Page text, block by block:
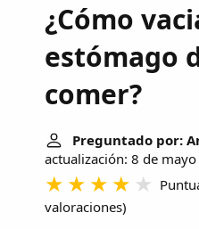
¿Cómo
estómago
comer?
Preguntado por:
actualización: 8 de
valoraciones)